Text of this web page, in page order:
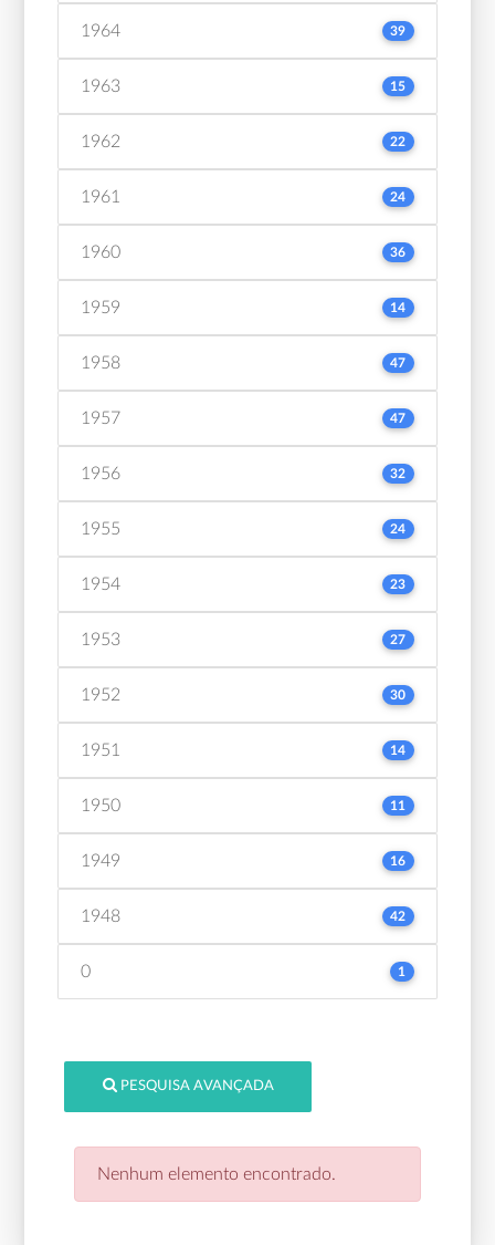
1964 39
1963 15
1962 22
1961 24
1960 36
1959 14
1958 47
1957 47
1956 32
1955 24
1954 23
1953 27
1952 30
1951 14
1950 11
1949 16
1948 42
0 1
PESQUISA AVANÇADA
Nenhum elemento encontrado.